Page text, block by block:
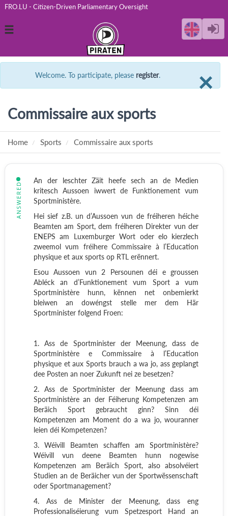
FRO.LU - Citizen-Driven Parliamentary Oversight
Toggle
×
Welcome. To participate, please register.
Commissaire aux sports
Home Sports Commissaire aux sports
ANSWERED
An der leschter Zäit heefe sech an de Medien
kritesch Aussoen iwwert de Funktionement vum
Sportministère.
Hei sief z.B. un d’Aussoen vun de fréiheren héiche
Beamten am Sport, dem fréiheren Direkter vun der
ENEPS am Luxemburger Wort oder elo kierzlech
zweemol vum fréihere Commissaire à l’Education
physique et aux sports op RTL erënnert.
Esou Aussoen vun 2 Persounen déi e groussen
Abléck an d’Funktionement vum Sport a vum
Sportministère hunn, kënnen net onbemierkt
bleiwen an dowéngst stelle mer dem Här
Sportminister folgend Froen:
1. Ass de Sportminister der Meenung, dass de
Sportministère e Commissaire à l’Education
physique et aux Sports brauch a wa jo, ass geplangt
dee Posten an noer Zukunft nei ze besetzen?
2. Ass de Sportminister der Meenung dass am
Sportministère an der Féiherung Kompetenzen am
Beräich Sport gebraucht ginn? Sinn déi
Kompetenzen am Moment do a wa jo, wouranner
leien déi Kompetenzen?
3. Wéivill Beamten schaffen am Sportministère?
Wéivill vun deene Beamten hunn nogewise
Kompetenzen am Beräich Sport, also absolvéiert
Studien an de Beräicher vun der Sportwëssenschaft
oder Sportmanagement?
4. Ass de Minister der Meenung, dass eng
Professionaliséierung vum Spetzesport Hand an